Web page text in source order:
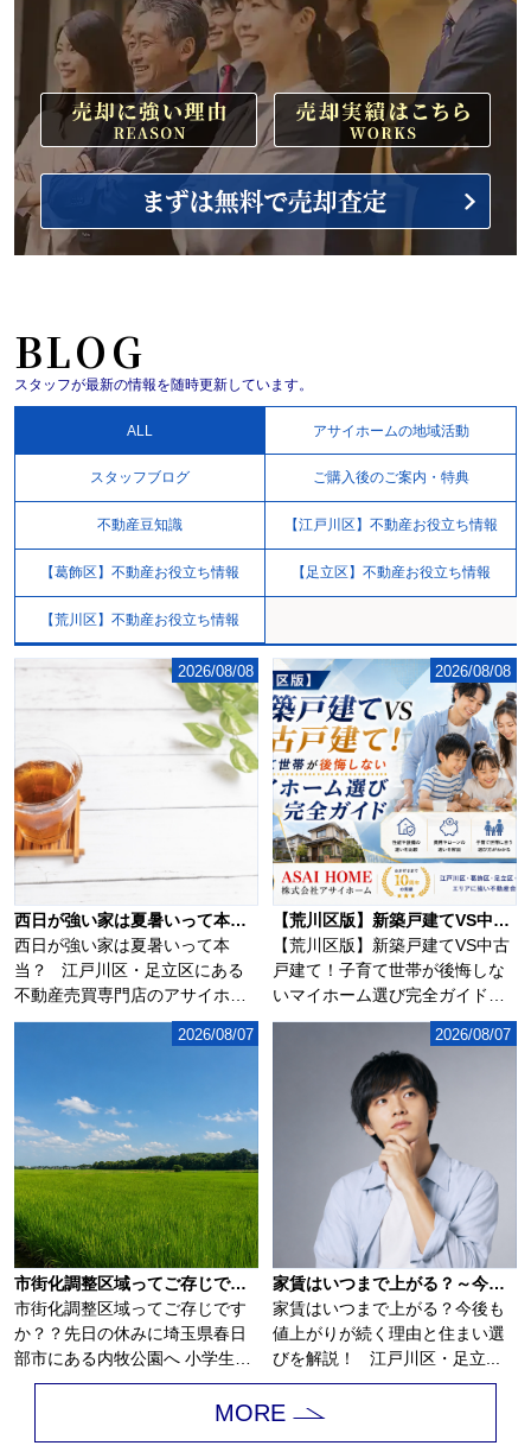
BLOG
スタッフが最新の情報を随時更新しています。
ALL アサイホームの地域活動
スタッフブログ ご購入後のご案内・特典
不動産豆知識 【江戸川区】不動産お役立ち情報
【葛飾区】不動産お役立ち情報 【足立区】不動産お役立ち情報
【荒川区】不動産お役立ち情報
西日が強い家は夏暑いって本当？
西日が強い家は夏暑いって本
当？ 江戸川区・足立区にある
不動産売買専門店のアサイホ
ー...
2026/08/08
【荒川区版】新築戸建てVS中古戸建て！子育て世帯が後悔しないマイホーム選び完全ガイド！！
【荒川区版】新築戸建てVS中古
戸建て！子育て世帯が後悔しな
いマイホーム選び完全ガイド！
荒川区で新築戸...
2026/08/08
市街化調整区域ってご存じですか？？
市街化調整区域ってご存じです
か？？先日の休みに埼玉県春日
部市にある内牧公園へ 小学生の
子供を連れて...
2026/08/07
家賃はいつまで上がる？～今後も値上がりが続く理由と住まい選びを解説～
家賃はいつまで上がる？今後も
値上がりが続く理由と住まい選
びを解説！ 江戸川区・足立...
2026/08/07
MORE